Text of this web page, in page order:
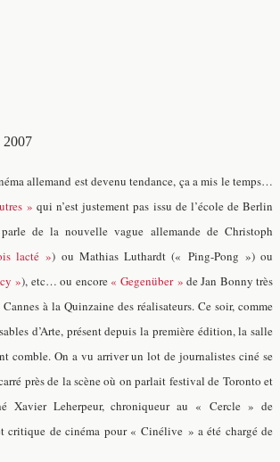
2007
allemand est devenu tendance, ça a mis le temps…
» qui n’est justement pas issu de l’école de Berlin
de la nouvelle vague allemande de Christoph
lacté ») ou Mathias Luthardt (« Ping-Pong ») ou
»), etc… ou encore « Gegenüber » de Jan Bonny très
à la Quinzaine des réalisateurs. Ce soir, comme
d’Arte, présent depuis la première édition, la salle
comble. On a vu arriver un lot de journalistes ciné se
près de la scène où on parlait festival de Toronto et
Xavier Leherpeur, chroniqueur au « Cercle » de
critique de cinéma pour « Cinélive » a été chargé de